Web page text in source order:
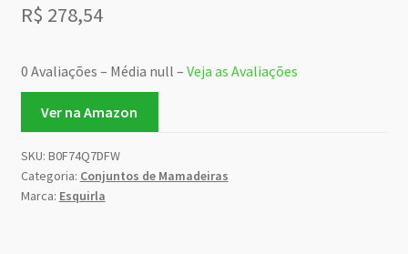
R$ 278,54
0 Avaliações – Média null – Veja as Avaliações
Ver na Amazon
SKU: B0F74Q7DFW
Categoria: Conjuntos de Mamadeiras
Marca: Esquirla